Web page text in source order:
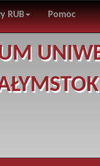
RUB Pomoc